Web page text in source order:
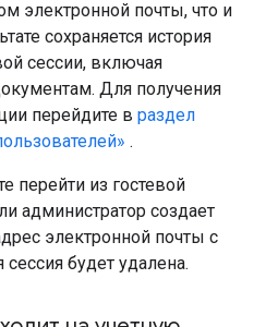
электронной почты, что и
сохраняется история
сессии, включая
Для получения
перейдите в раздел
.
перейти из гостевой
администратор создает
электронной почты с
сессия будет удалена.